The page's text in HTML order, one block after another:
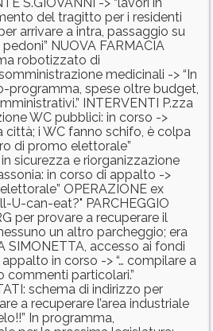
S.GIOVANNI -> “lavori in
del tragitto per i residenti
arrivare a intra, passaggio su
NUOVA FARMACIA
robotizzato di
medicinali -> “In
programma, spese oltre budget,
INTERVENTI P.zza
WC pubblici: in corso ->
città; i WC fanno schifo, è colpa
di promo elettorale”
in sicurezza e riorganizzazione
in corso di appalto ->
OPERAZIONE ex
U-can-eat?" PARCHEGGIO
per provare a recuperare il
un altro parcheggio; era
SIMONETTA, accesso ai fondi
in corso -> “… compilare a
commenti particolari.”
schema di indirizzo per
a recuperare l’area industriale
In programma,